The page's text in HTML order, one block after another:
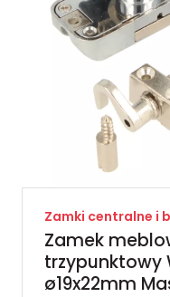
Zamki centralne i
Zamek
trzypunktowy
ø19x22mm